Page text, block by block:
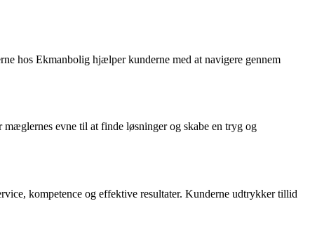
hos Ekmanbolig hjælper kunderne med at navigere gennem
evne til at finde løsninger og skabe en tryg og
kompetence og effektive resultater. Kunderne udtrykker tillid